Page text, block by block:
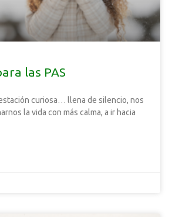
las PAS
curiosa… llena de silencio, nos
la vida con más calma, a ir hacia